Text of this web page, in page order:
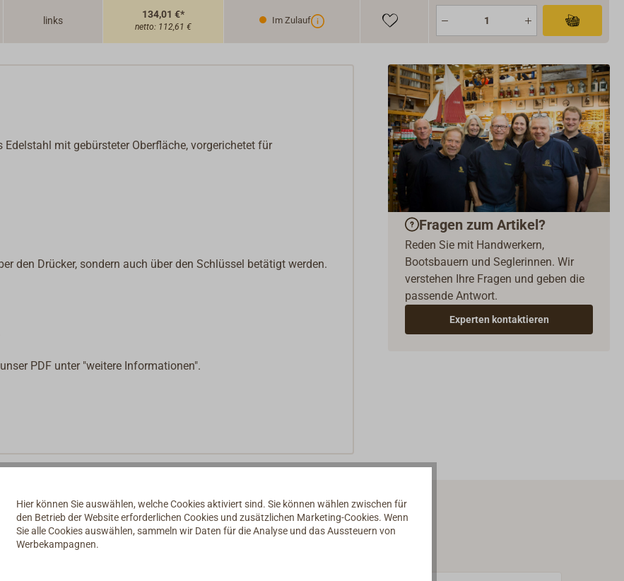
links
134,01 €*
netto: 112,61 €
Im Zulauf
mit gebürsteter Oberfläche, vorgerichetet für
den Drücker, sondern auch über den Schlüssel betätigt werden.
PDF unter "weitere Informationen".
Fragen zum Artikel?
Reden Sie mit Handwerkern,
Bootsbauern und Seglerinnen. Wir
verstehen Ihre Fragen und geben die
passende Antwort.
Experten kontaktieren
Hier können Sie auswählen, welche Cookies aktiviert sind. Sie können wählen zwischen für
den Betrieb der Website erforderlichen Cookies und zusätzlichen Marketing-Cookies. Wenn
Sie alle Cookies auswählen, sammeln wir Daten für die Analyse und das Aussteuern von
Werbekampagnen.